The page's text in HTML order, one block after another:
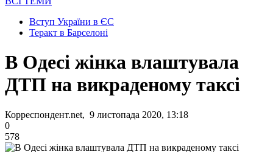
Вступ України в ЄС
Теракт в Барселоні
В Одесі жінка влаштувала
ДТП на викраденому таксі
Корреспондент.net, 9 листопада 2020, 13:18
0
578